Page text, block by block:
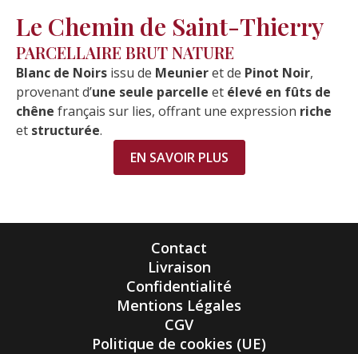
Le Chemin de Saint-Thierry
PARCELLAIRE BRUT NATURE
Blanc de Noirs issu de Meunieret de Pinot Noir,
provenant d’une seule parcelle et élevé en fûts de
chêne français sur lies, offrant une expression riche
et structurée.
EN SAVOIR PLUS
Contact
Livraison
Confidentialité
Mentions Légales
CGV
Politique de cookies (UE)